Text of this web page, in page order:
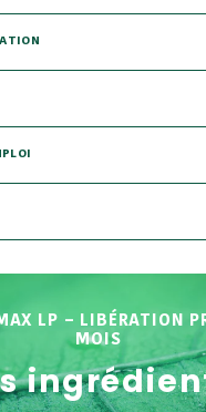
LP – LIBÉRATION
MOIS